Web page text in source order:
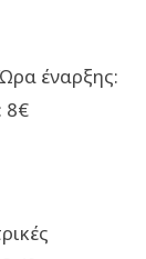
έναρξης:
8€